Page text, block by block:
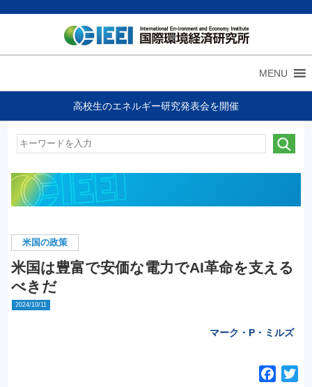
MENU
高校生のエネルギー研究発表会を開催
米国の政策
米国は豊富で安価な電力でAI革命を支える
べきだ
2024/10/11
マーク・P・ミルズ